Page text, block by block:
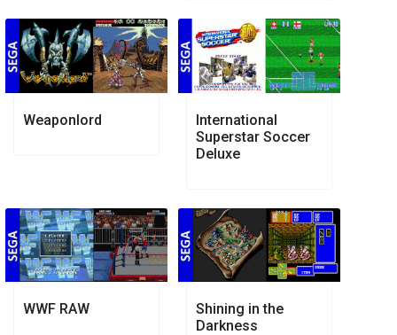
Weaponlord
International
Superstar Soccer
Deluxe
WWF RAW
Shining in the
Darkness